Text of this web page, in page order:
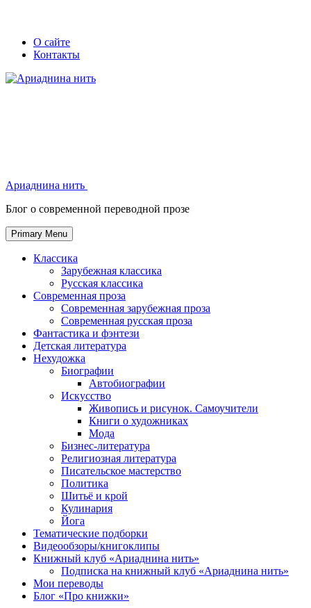
Skip
Secondary
left
navigation
Secondary
right
navigation
О сайте
Контакты
Ариаднина нить
Блог о современной переводной прозе
Primary Menu
Классика
Зарубежная классика
Русская классика
Современная проза
Современная зарубежная проза
Современная русская проза
Фантастика и фэнтези
Детская литература
Нехудожка
Биографии
Автобиографии
Искусство
Живопись и рисунок. Самоучители
Книги о художниках
Мода
Бизнес-литература
Религиозная литература
Писательское мастерство
Политика
Шитьё и крой
Кулинария
Йога
Тематические подборки
Видеообзоры/книгоклипы
Книжный клуб «Ариаднина нить»
Подписка на книжный клуб «Ариаднина нить»
Мои переводы
Блог «Про книжки»